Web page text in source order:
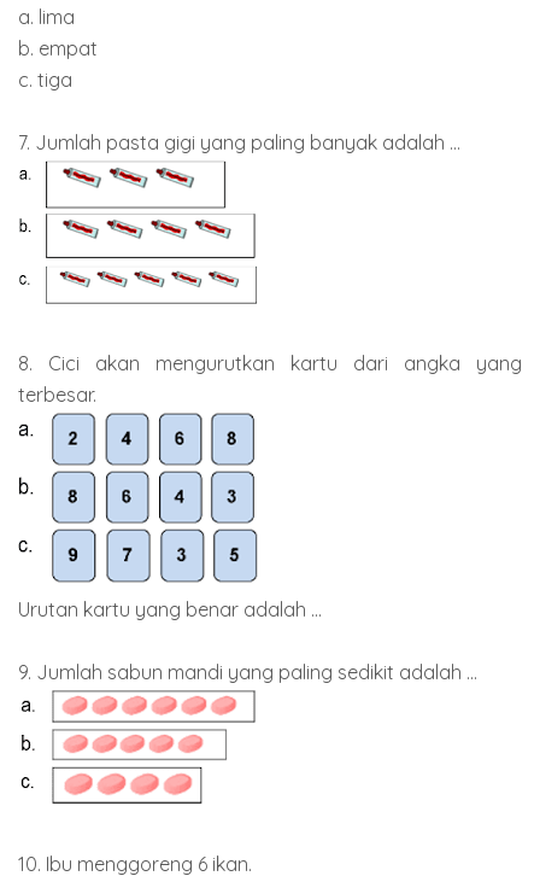
a. lima
b. empat
c. tiga
7. Jumlah pasta gigi yang paling banyak adalah ...
8. Cici akan mengurutkan kartu dari angka yang
terbesar.
Urutan kartu yang benar adalah ...
9. Jumlah sabun mandi yang paling sedikit adalah ...
10. Ibu menggoreng 6 ikan.